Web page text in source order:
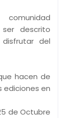
descrito
del
hacen de
ediciones en
de Octubre